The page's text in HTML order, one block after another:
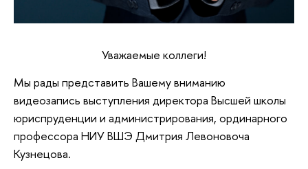
Уважаемые коллеги!
Мы рады представить Вашему вниманию
видеозапись выступления директора Высшей школы
юриспруденции и администрирования, ординарного
профессора НИУ ВШЭ Дмитрия Левоновоча
Кузнецова.